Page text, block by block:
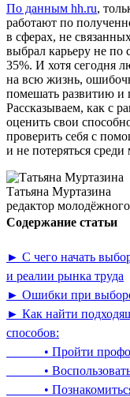
По данным hh.ru,
работают по
в сферах, не
выбрал карьеру не по
35%. И хотя сегодня
на всю жизнь,
помешать развитию и
Рассказываем, как с
оценить свои
проверить себя с
и не потеряться
Татьяна Муртазина
редактор
Содержание статьи
► С чего начать
и реалии рынка труда
► Ошибки при
► Как найти
способов:
• Пройти
•
• Познакомиться